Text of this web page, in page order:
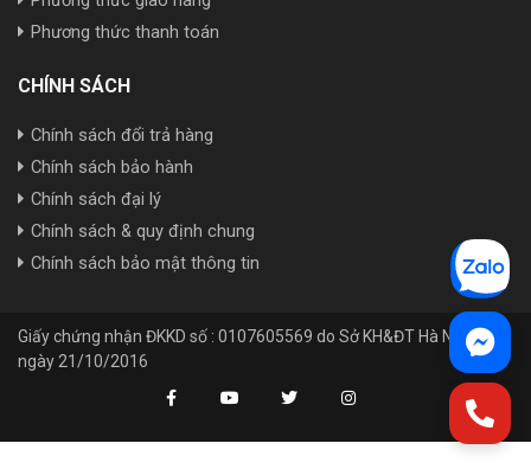
Phương thức thanh toán
CHÍNH SÁCH
Chính sách đổi trả hàng
Chính sách bảo hành
Chính sách đại lý
Chính sách & quy định chung
Chính sách bảo mật thông tin
Giấy chứng nhận ĐKKD số : 0107605569 do Sở KH&ĐT Hà Nội cấp
ngày 21/10/2016